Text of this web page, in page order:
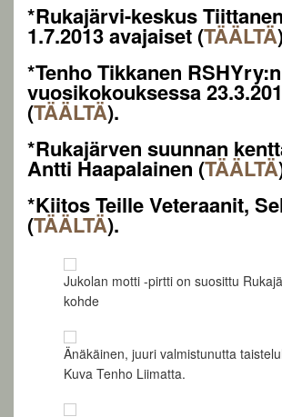
*Rukajärvi-keskus
1.7.2013 avajaiset (TÄÄLTÄ
*Tenho Tikkanen RSHYry:n
vuosikokouksessa
(TÄÄLTÄ).
*Rukajärven suunnan
Antti Haapalainen (TÄÄLTÄ
*Kiitos Teille Veteraanit,
(TÄÄLTÄ).
Jukolan motti -pirtti on suosittu
kohde
Änäkäinen, juuri valmistunutta
Kuva Tenho Liimatta.